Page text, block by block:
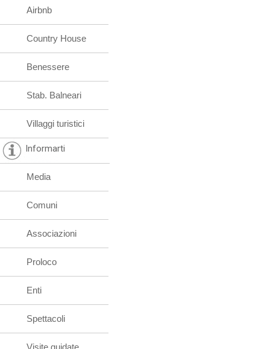
Airbnb
Country House
Benessere
Stab. Balneari
Villaggi turistici
Informarti
Media
Comuni
Associazioni
Proloco
Enti
Spettacoli
Visite guidate